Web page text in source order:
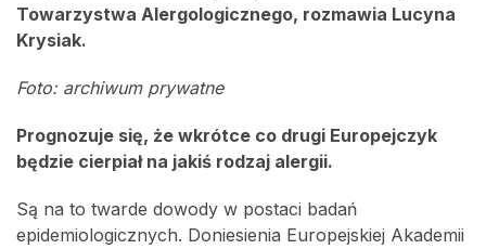
Towarzystwa Alergologicznego, rozmawia Lucyna
Krysiak.
Foto: archiwum prywatne
Prognozuje się, że wkrótce co drugi Europejczyk
będzie cierpiał na jakiś rodzaj alergii.
Są na to twarde dowody w postaci badań
epidemiologicznych. Doniesienia Europejskiej Akademii